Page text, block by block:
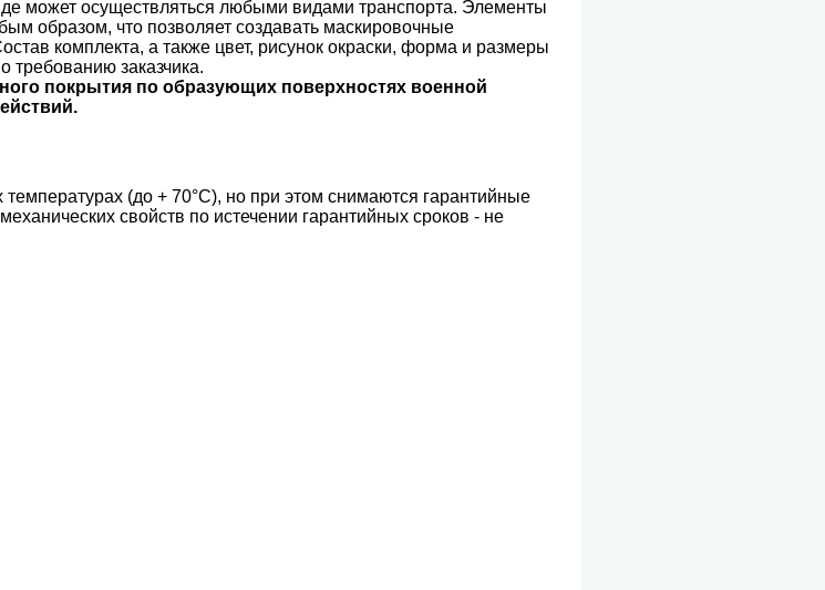
может осуществляться любыми видами транспорта. Элементы
образом, что позволяет создавать маскировочные
комплекта, а также цвет, рисунок окраски, форма и размеры
требованию заказчика.
покрытия по образующих поверхностях военной
(до + 70°С), но при этом снимаются гарантийные
свойств по истечении гарантийных сроков - не